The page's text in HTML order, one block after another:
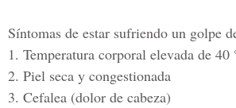
Síntomas de estar sufriendo un golpe
1. Temperatura corporal elevada de 40
2. Piel seca y congestionada
3. Cefalea (dolor de cabeza)